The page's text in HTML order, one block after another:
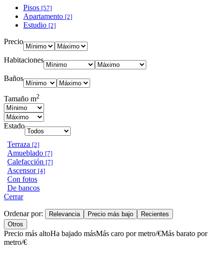
Pisos [57]
Apartamento [2]
Estudio [2]
Precio
Habitaciones
Baños
Tamaño m2
Estado
Terraza [2]
Amueblado [7]
Calefacción [7]
Ascensor [4]
Con fotos
De bancos
Cerrar
Ordenar por: Relevancia Precio más bajo
Recientes
Otros
Precio más altoHa bajado másMás caro por metro/€Más barato por
metro/€